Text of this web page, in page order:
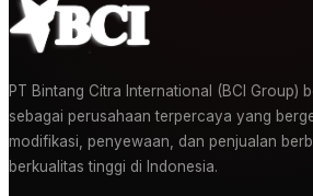
PT Bintang Citra International (BCI Group)
sebagai perusahaan terpercaya yang
modifikasi, penyewaan, dan penjualan
berkualitas tinggi di Indonesia.